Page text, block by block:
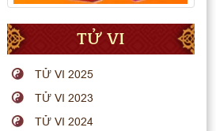
TỬ VI
TỬ VI 2025
TỬ VI 2023
TỬ VI 2024